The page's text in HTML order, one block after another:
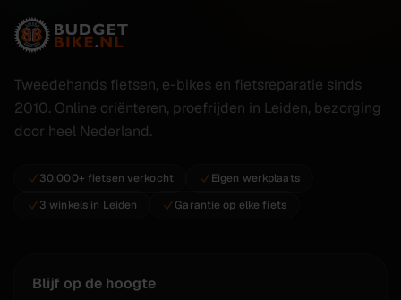
Tweedehands fietsen, e-bikes en fietsreparatie sinds
2010. Online oriënteren, proefrijden in Leiden, bezorging
door heel Nederland.
30.000+ fietsen verkocht
Eigen werkplaats
3 winkels in Leiden
Garantie op elke fiets
Blijf op de hoogte